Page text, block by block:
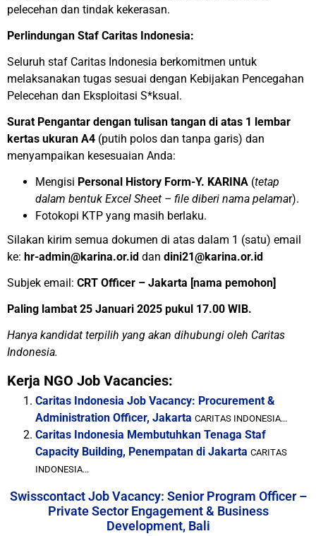
pelecehan dan tindak kekerasan.
Perlindungan Staf Caritas Indonesia:
Seluruh staf Caritas Indonesia berkomitmen untuk
melaksanakan tugas sesuai dengan Kebijakan Pencegahan
Pelecehan dan Eksploitasi S*ksual.
Surat Pengantar dengan tulisan tangan di atas 1 lembar
kertas ukuran A4 (putih polos dan tanpa garis) dan
menyampaikan kesesuaian Anda:
Mengisi Personal History Form-Y. KARINA (tetap
dalam bentuk Excel Sheet – file diberi nama pelamar).
Fotokopi KTP yang masih berlaku.
Silakan kirim semua dokumen di atas dalam 1 (satu) email
ke: hr-admin@karina.or.id dan dini21@karina.or.id
Subjek email: CRT Officer – Jakarta [nama pemohon]
Paling lambat 25 Januari 2025 pukul 17.00 WIB.
Hanya kandidat terpilih yang akan dihubungi oleh Caritas
Indonesia.
Kerja NGO Job Vacancies:
Caritas Indonesia Job Vacancy: Procurement &
Administration Officer, Jakarta CARITAS INDONESIA...
Caritas Indonesia Membutuhkan Tenaga Staf
Capacity Building, Penempatan di Jakarta CARITAS
INDONESIA...
Swisscontact Job Vacancy: Senior Program Officer –
Private Sector Engagement & Business
Development, Bali